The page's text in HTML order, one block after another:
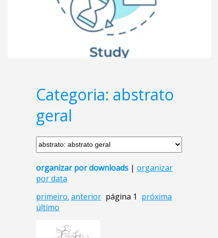
Categoria: abstrato
geral
organizar por downloads | organizar
por data
primeiro. anterior página 1 próxima
último